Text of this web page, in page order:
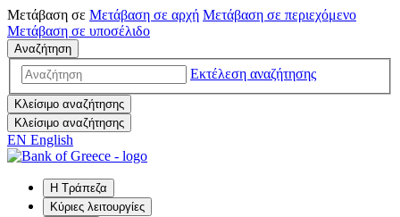
Μετάβαση σε Μετάβαση σε αρχή Μετάβαση σε περιεχόμενο
Μετάβαση σε υποσέλιδο
Αναζήτηση
Εκτέλεση αναζήτησης
Κλείσιμο αναζήτησης
Κλείσιμο αναζήτησης
EN English
Η Τράπεζα
Κύριες λειτουργίες